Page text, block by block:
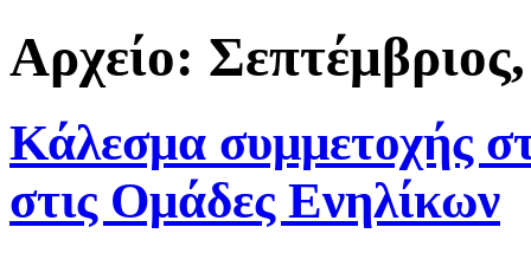
Αρχείο:
Κάλεσμα συμμετοχής
στις Ομάδες Ενηλίκων